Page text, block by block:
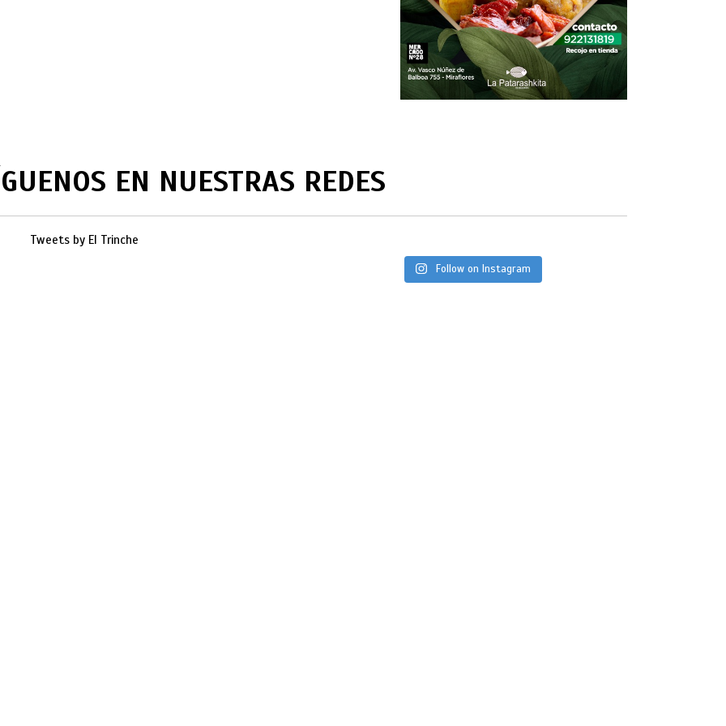
EN NUESTRAS REDES
Tweets by El Trinche
Follow on Instagram